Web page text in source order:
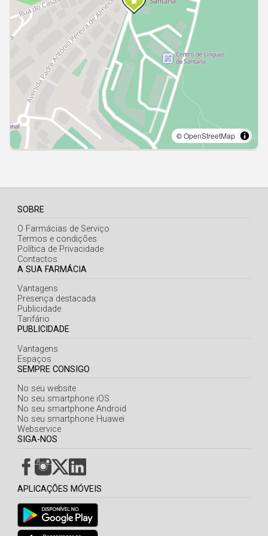
Açores
SOBRE
O Farmácias de Serviço
Termos e condições
Política de Privacidade
Contactos
A SUA FARMÁCIA
Vantagens
Presença destacada
Publicidade
Tarifário
PUBLICIDADE
Vantagens
Espaços
SEMPRE CONSIGO
No seu website
No seu smartphone iOS
No seu smartphone Android
No seu smartphone Huawei
Webservice
SIGA-NOS
APLICAÇÕES MÓVEIS